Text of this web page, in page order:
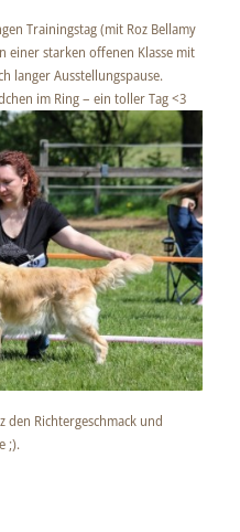
Trainingstag (mit Roz Bellamy
einer starken offenen Klasse mit
langer Ausstellungspause.
im Ring – ein toller Tag <3
den Richtergeschmack und
;).